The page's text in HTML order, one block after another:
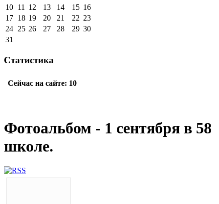
10 11 12 13 14 15 16
17 18 19 20 21 22 23
24 25 26 27 28 29 30
31
Статистика
Фотоальбом - 1 сентября в 58
школе.